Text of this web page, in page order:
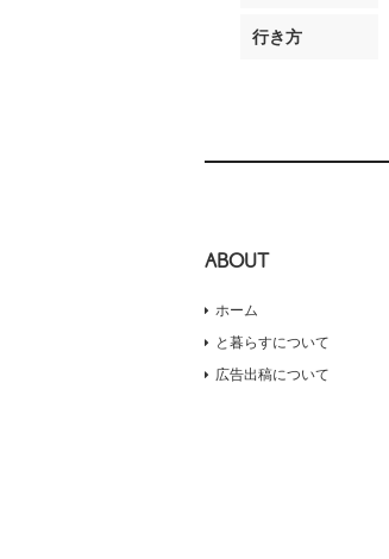
行き方
ABOUT
ホーム
と暮らすについて
広告出稿について